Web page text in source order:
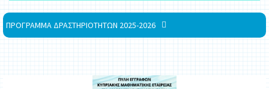
ΠΡΟΓΡΑΜΜΑ ΔΡΑΣΤΗΡΙΟΤΗΤΩΝ 2025-2026